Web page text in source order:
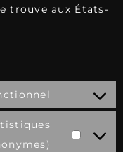
trouve aux États-